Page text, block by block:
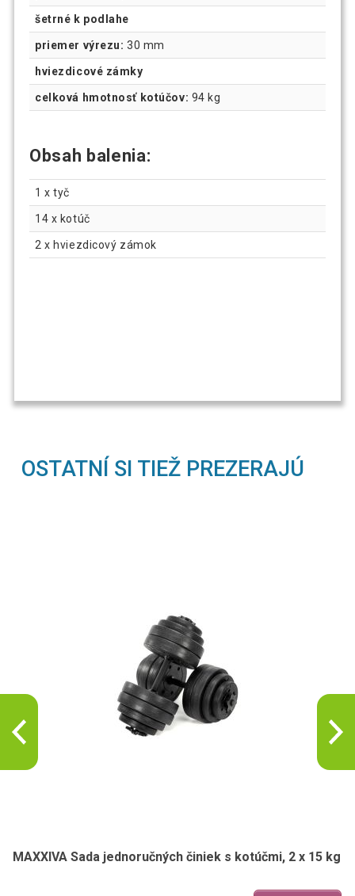
šetrné k podlahe
priemer výrezu: 30 mm
hviezdicové zámky
celková hmotnosť kotúčov: 94 kg
Obsah balenia:
1 x tyč
14 x kotúč
2 x hviezdicový zámok
OSTATNÍ SI TIEŽ PREZERAJÚ
MAXXIVA Sada jednoručných činiek s kotúčmi, 2 x 15 kg